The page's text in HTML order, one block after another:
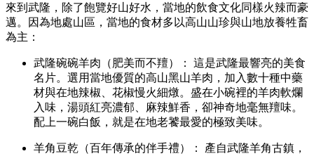
來到武隆，除了飽覽好山好水，當地的飲食文化同樣火辣而豪
邁。因為地處山區，當地的食材多以高山山珍與山地放養牲畜
為主：
武隆碗碗羊肉（肥美而不羶）： 這是武隆最響亮的美食
名片。選用當地優質的高山黑山羊肉，加入數十種中藥
材與在地辣椒、花椒慢火細燉。盛在小碗裡的羊肉軟爛
入味，湯頭紅亮濃郁、麻辣鮮香，卻神奇地毫無羶味。
配上一碗白飯，就是在地老饕最愛的極致美味。
羊角豆乾（百年傳承的伴手禮）： 產自武隆羊角古鎮，